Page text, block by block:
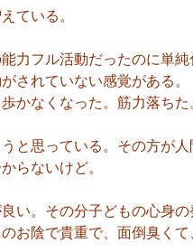
ている。
力フル活動だったのに単
されていない感覚がある。
かなくなった。筋力落ちた
と思っている。その方が
らないけど。
い。その分子どもの心身
お陰で貴重で、面倒臭くて